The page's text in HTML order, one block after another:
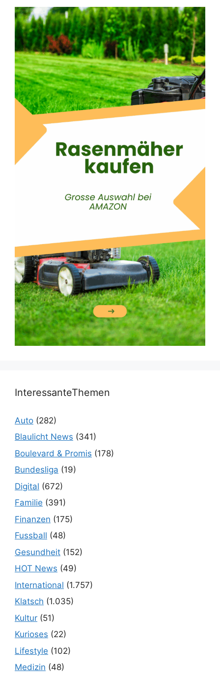
InteressanteThemen
Auto (282)
Blaulicht News (341)
Boulevard & Promis (178)
Bundesliga (19)
Digital (672)
Familie (391)
Finanzen (175)
Fussball (48)
Gesundheit (152)
HOT News (49)
International (1.757)
Klatsch (1.035)
Kultur (51)
Kurioses (22)
Lifestyle (102)
Medizin (48)